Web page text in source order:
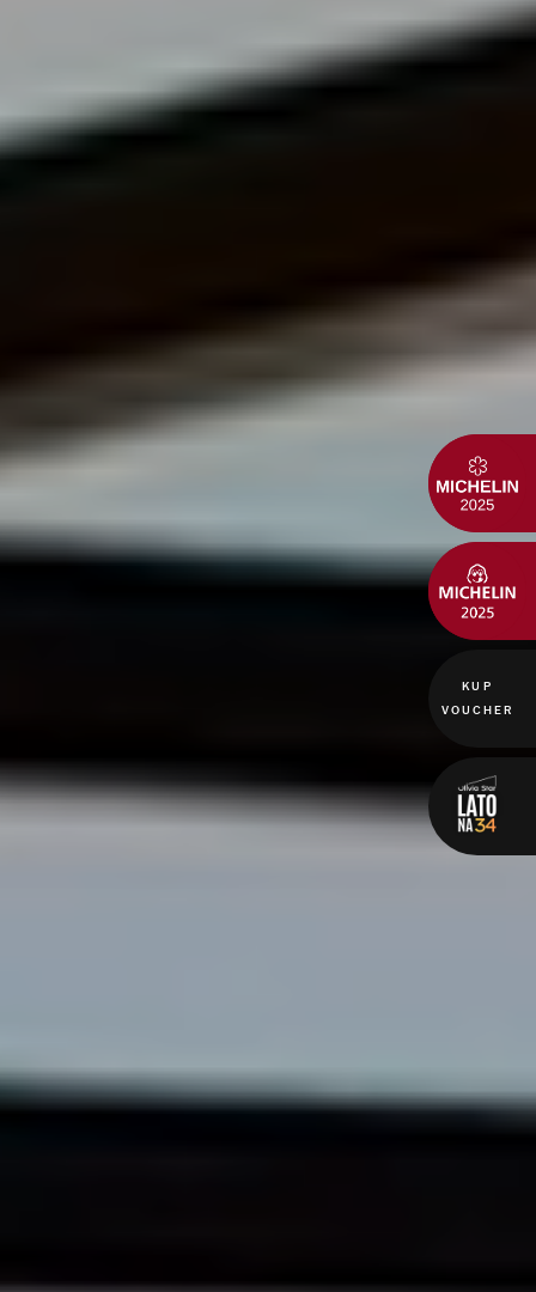
KUP
VOUCHER